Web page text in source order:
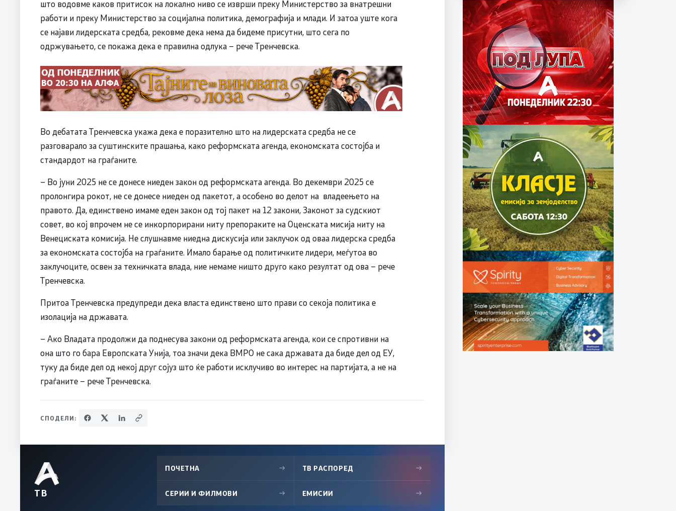
што водовме каков притисок на локално ниво се изврши преку Министерство за внатрешни
работи и преку Министерство за социјална политика, демографија и млади. И затоа уште кога
се најави лидерската средба, рековме дека нема да бидеме присутни, што сега по
одржувањето, се покажа дека е правилна одлука – рече Тренчевска.
Во дебатата Тренчевска укажа дека е поразително што на лидерската средба не се
разговарало за суштинските прашања, како реформската агенда, економската состојба и
стандардот на граѓаните.
– Во јуни 2025 не се донесе ниеден закон од реформската агенда. Во декември 2025 се
пролонгира рокот, не се донесе ниеден од пакетот, а особено во делот на владеењето на
правото. Да, единствено имаме еден закон од тој пакет на 12 закони, Законот за судскиот
совет, во кој впрочем не се инкорпорирани ниту препораките на Оценската мисија ниту на
Венециската комисија. Не слушнавме ниедна дискусија или заклучок од оваа лидерска средба
за економската состојба на граѓаните. Имало барање од политичките лидери, меѓутоа во
заклучоците, освен за техничката влада, ние немаме ништо друго како резултат од ова – рече
Тренчевска.
Притоа Тренчевска предупреди дека власта единствено што прави со секоја политика е
изолација на државата.
– Ако Владата продолжи да поднесува закони од реформската агенда, кои се спротивни на
она што го бара Европската Унија, тоа значи дека ВМРО не сака државата да биде дел од ЕУ,
туку да биде дел од некој друг сојуз што ќе работи исклучиво во интерес на партијата, а не на
граѓаните – рече Тренчевска.
СПОДЕЛИ:
ТВ
ПОЧЕТНА → ТВ РАСПОРЕД →
СЕРИИ И ФИЛМОВИ → ЕМИСИИ →